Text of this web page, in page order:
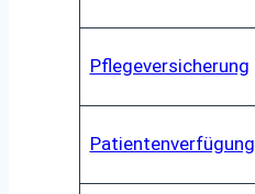
Pflegeversicherung
Patientenverfügung